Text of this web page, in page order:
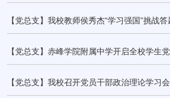
年度民主生活会
【党总支】我校教师侯秀杰“学习强国”挑战答
关！
【党总支】赤峰学院附属中学开启全校学生党
育“大思政”
【党总支】我校召开党员干部政治理论学习